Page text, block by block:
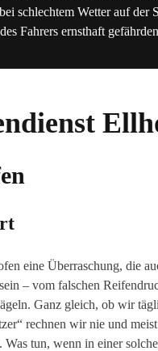
schlechtem Wetter auf der
Fahrers ernsthaft
eine Überraschung, die
– vom falschen
Ganz gleich, ob wir
rechnen wir nie und
tun, wenn in einer